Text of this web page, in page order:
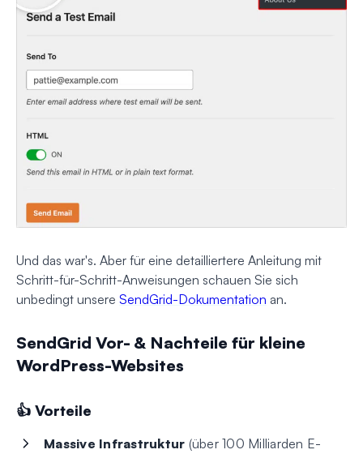
Und das war's. Aber für eine detailliertere Anleitung mit
Schritt-für-Schritt-Anweisungen schauen Sie sich
unbedingt unsere SendGrid-Dokumentation an.
SendGrid Vor- & Nachteile für kleine
WordPress-Websites
👍 Vorteile
Massive Infrastruktur (über 100 Milliarden E-